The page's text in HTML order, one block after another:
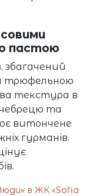
пастою
збагачений
трюфельною
текстура в
чебрецю та
витончене
гурманів.
в ЖК «Sofia